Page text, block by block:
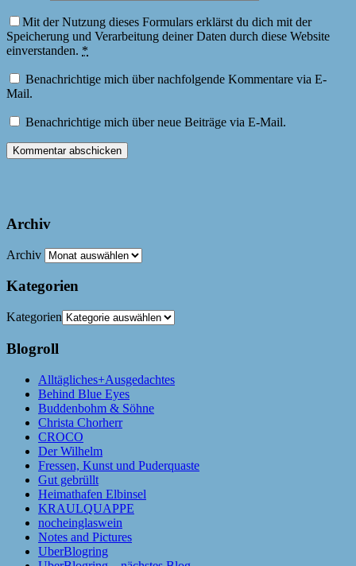
Mit der Nutzung dieses Formulars erklärst du dich mit der
Speicherung und Verarbeitung deiner Daten durch diese Website
einverstanden. *
Benachrichtige mich über nachfolgende Kommentare via E-
Mail.
Benachrichtige mich über neue Beiträge via E-Mail.
Archiv
Archiv
Kategorien
Kategorien
Blogroll
Alltägliches+Ausgedachtes
Behind Blue Eyes
Buddenbohm & Söhne
Christa Chorherr
CROCO
Der Wilhelm
Fressen, Kunst und Puderquaste
Gut gebrüllt
Heimathafen Elbinsel
KRAULQUAPPE
nocheinglaswein
Notes and Pictures
UberBlogring